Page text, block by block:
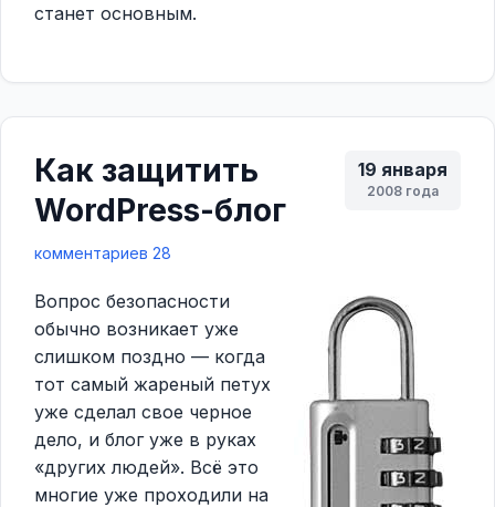
станет основным.
19 января
2008 года
Как защитить
WordPress-блог
комментариев 28
Вопрос безопасности
обычно возникает уже
слишком поздно — когда
тот самый жареный петух
уже сделал свое черное
дело, и блог уже в руках
«других людей». Всё это
многие уже проходили на